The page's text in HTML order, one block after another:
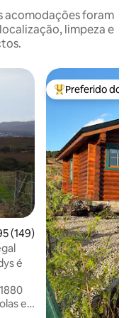
acomodações foram
limpeza e
uma avaliação média de
(149)
é
e
Entre os
Preferido dos